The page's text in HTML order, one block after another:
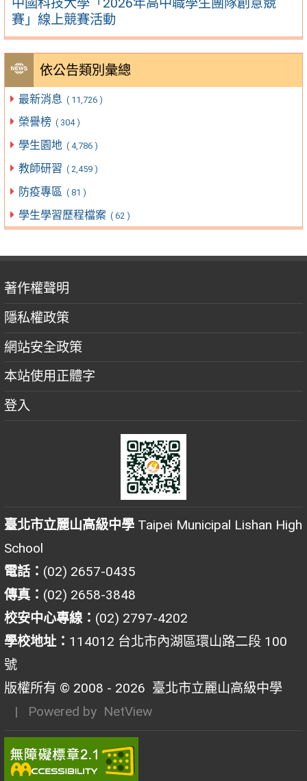
中國科技大學「2026年高中職學生團隊創意競
賽」線上競賽活動
依公告類別彙總
最新消息 ( 11,726 )
榮譽榜 ( 304 )
學生園地 ( 4,786 )
教師研習 ( 2,459 )
防疫專區 ( 81 )
學生學習歷程檔案 ( 62 )
著作權聲明
隱私權政策
網站安全政策
本站使用正體字
登入
臺北市立麗山高級中學 Taipei Municipal Lishan High
School
電話： (02) 2657-0435
傳真： (02) 2658-3848
校安中心專線： (02) 2797-4202
學校地址： 114012 台北市內湖區環山路二段 100
號
版權所有 © 2008 - 2026 臺北市立麗山高級中學
| Powered by NetView